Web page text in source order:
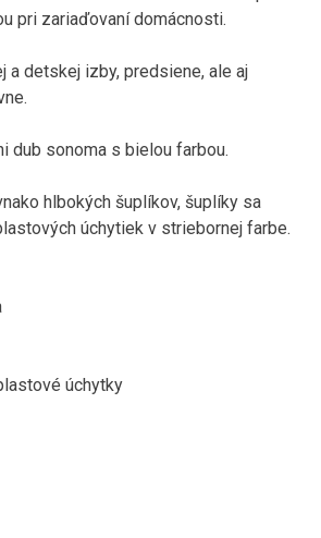
pri zariaďovaní domácnosti.
a detskej izby, predsiene, ale aj
dub sonoma s bielou farbou.
hlbokých šuplíkov, šuplíky sa
úchytiek v striebornej farbe.
úchytky